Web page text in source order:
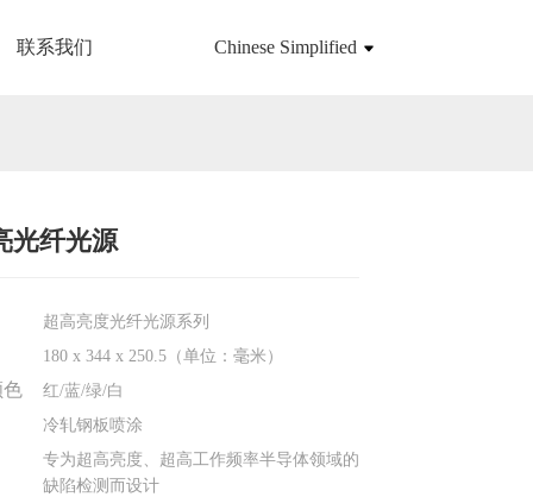
联系我们 Chinese Simplified
Loading...
Loading...
光纤光源
超高亮度光纤光源系列
180 x 344 x 250.5（单位：毫米）
色
红/蓝/绿/白
冷轧钢板喷涂
专为超高亮度、超高工作频率半导体领域的
缺陷检测而设计